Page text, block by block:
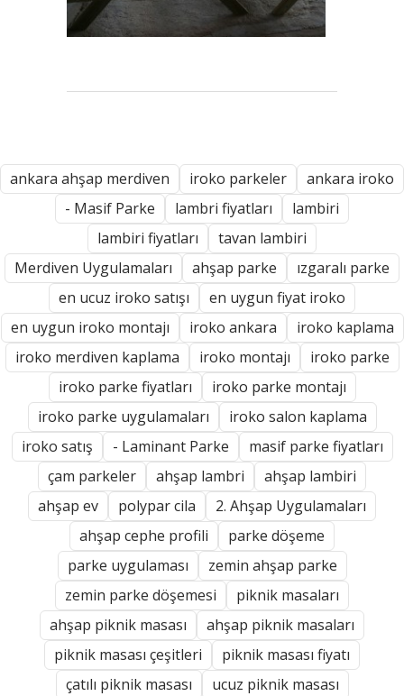
ankara ahşap merdiven iroko parkeler
ankara iroko
- Masif Parke
lambri fiyatları
lambiri
lambiri fiyatları
tavan lambiri
Merdiven Uygulamaları
ahşap parke
ızgaralı parke
en ucuz iroko satışı
en uygun fiyat iroko
en uygun iroko montajı
iroko ankara
iroko kaplama
iroko merdiven kaplama
iroko montajı
iroko parke
iroko parke fiyatları
iroko parke montajı
iroko parke uygulamaları
iroko salon kaplama
iroko satış
- Laminant Parke
masif parke fiyatları
çam parkeler
ahşap lambri
ahşap lambiri
ahşap ev
polypar cila
2. Ahşap Uygulamaları
ahşap cephe profili
parke döşeme
parke uygulaması
zemin ahşap parke
zemin parke döşemesi
piknik masaları
ahşap piknik masası
ahşap piknik masaları
piknik masası çeşitleri
piknik masası fiyatı
çatılı piknik masası
ucuz piknik masası